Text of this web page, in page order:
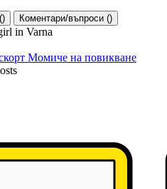
() Коментари/въпроси ()
in Varna
Момиче на повикване